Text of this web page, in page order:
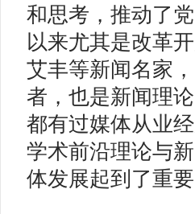
和思考，推动了
以来尤其是改革
艾丰等新闻名家
者，也是新闻理
都有过媒体从业
学术前沿理论与
体发展起到了重要